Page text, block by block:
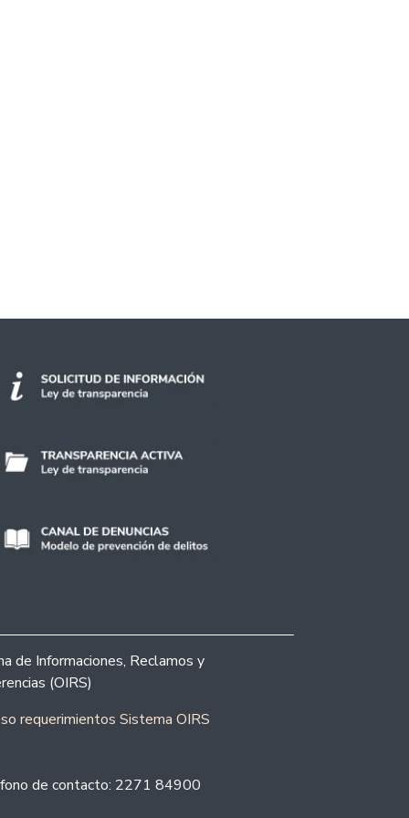
de Informaciones, Reclamos y
(OIRS)
requerimientos Sistema OIRS
de contacto: 2271 84900